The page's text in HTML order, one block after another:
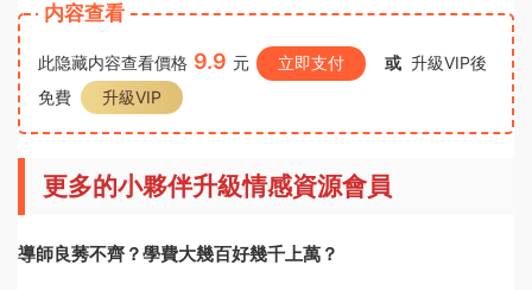
内容查看
此隐藏内容查看價格 9.9 元 立即支付 或 升級VIP後
免費
升級VIP
更多的小夥伴升級情感資源會員
導師良莠不齊？學費大幾百好幾千上萬？